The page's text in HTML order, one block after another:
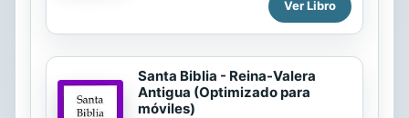
entrar en tu mente determinarán el
tipo de vida que llevas. El...
Ver Libro
Santa Biblia - Reina-Valera
Antigua (Optimizado para
móviles)